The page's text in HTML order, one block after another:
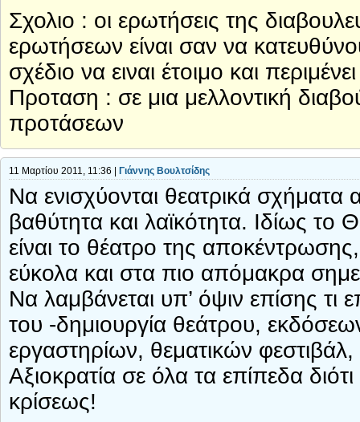
Σχολιο : οι ερωτήσεις της
ερωτήσεων είναι σαν να
σχέδιο να ειναι έτοιμο και
Προταση : σε μια μελλοντική
προτάσεων
11 Μαρτίου 2011, 11:36 | Γιάννης Βουλτσίδης
Να ενισχύονται θεατρικά
βαθύτητα και λαϊκότητα. Ιδίως το
είναι το θέατρο της
εύκολα και στα πιο απόμακρα
Να λαμβάνεται υπ’ όψιν επίσης τι
του -δημιουργία θεάτρου,
εργαστηρίων, θεματικών
Αξιοκρατία σε όλα τα επίπεδα
κρίσεως!